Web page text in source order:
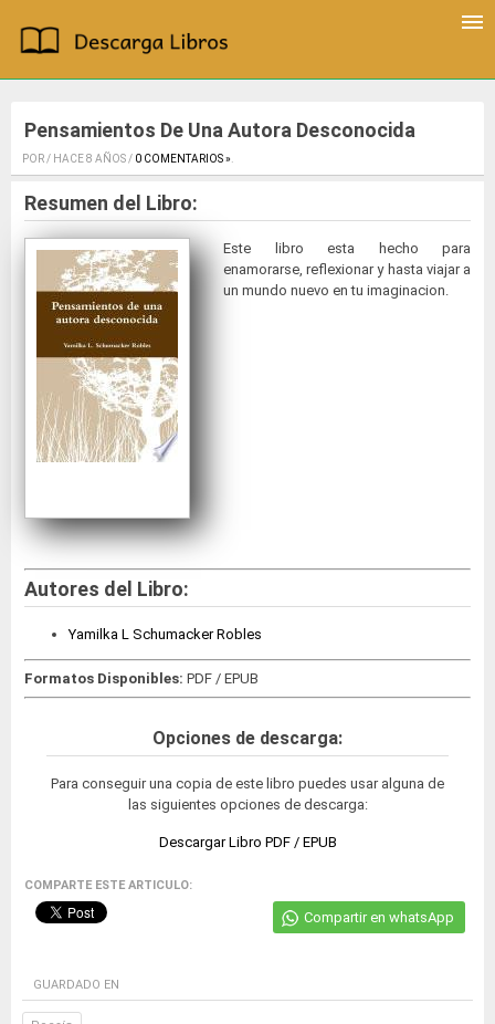
Pensamientos De Una Autora Desconocida
POR / HACE 8 AÑOS / 0 COMENTARIOS ».
Resumen del Libro:
Este libro esta hecho para
enamorarse, reflexionar y hasta viajar a
un mundo nuevo en tu imaginacion.
Autores del Libro:
Yamilka L Schumacker Robles
Formatos Disponibles: PDF / EPUB
Opciones de descarga:
Para conseguir una copia de este libro puedes usar alguna de
las siguientes opciones de descarga:
Descargar Libro PDF / EPUB
COMPARTE ESTE ARTICULO:
Compartir en whatsApp
GUARDADO EN